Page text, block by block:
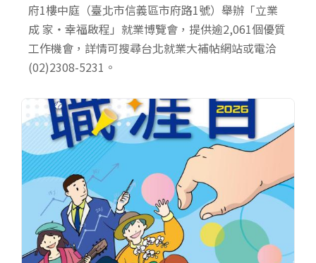
府1樓中庭（臺北市信義區市府路1號）舉辦「立業
成 家・幸福啟程」就業博覽會，提供逾2,061個優質
工作機會，詳情可搜尋台北就業大補帖網站或電洽
(02)2308-5231。